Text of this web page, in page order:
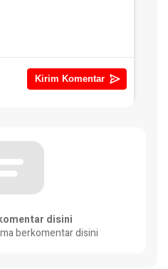
disini
berkomentar disini